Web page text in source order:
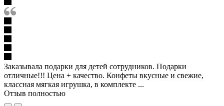
Заказывала подарки для детей сотрудников. Подарки
отличные!!! Цена + качество. Конфеты вкусные и свежие,
классная мягкая игрушка, в комплекте ...
Отзыв полностью